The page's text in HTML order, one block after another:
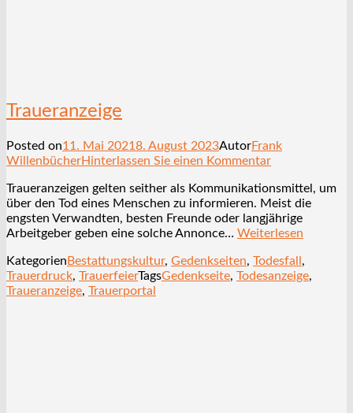
Traueranzeige
Posted on11. Mai 2021 8. August 2023AutorFrank
WillenbücherHinterlassen Sie einen Kommentar
Traueranzeigen gelten seither als Kommunikationsmittel, um
über den Tod eines Menschen zu informieren. Meist die
engsten Verwandten, besten Freunde oder langjährige
Arbeitgeber geben eine solche Annonce… Weiterlesen
Kategorien Bestattungskultur, Gedenkseiten, Todesfall ,
Trauerdruck, TrauerfeierTagsGedenkseite, Todesanzeige,
Traueranzeige, Trauerportal